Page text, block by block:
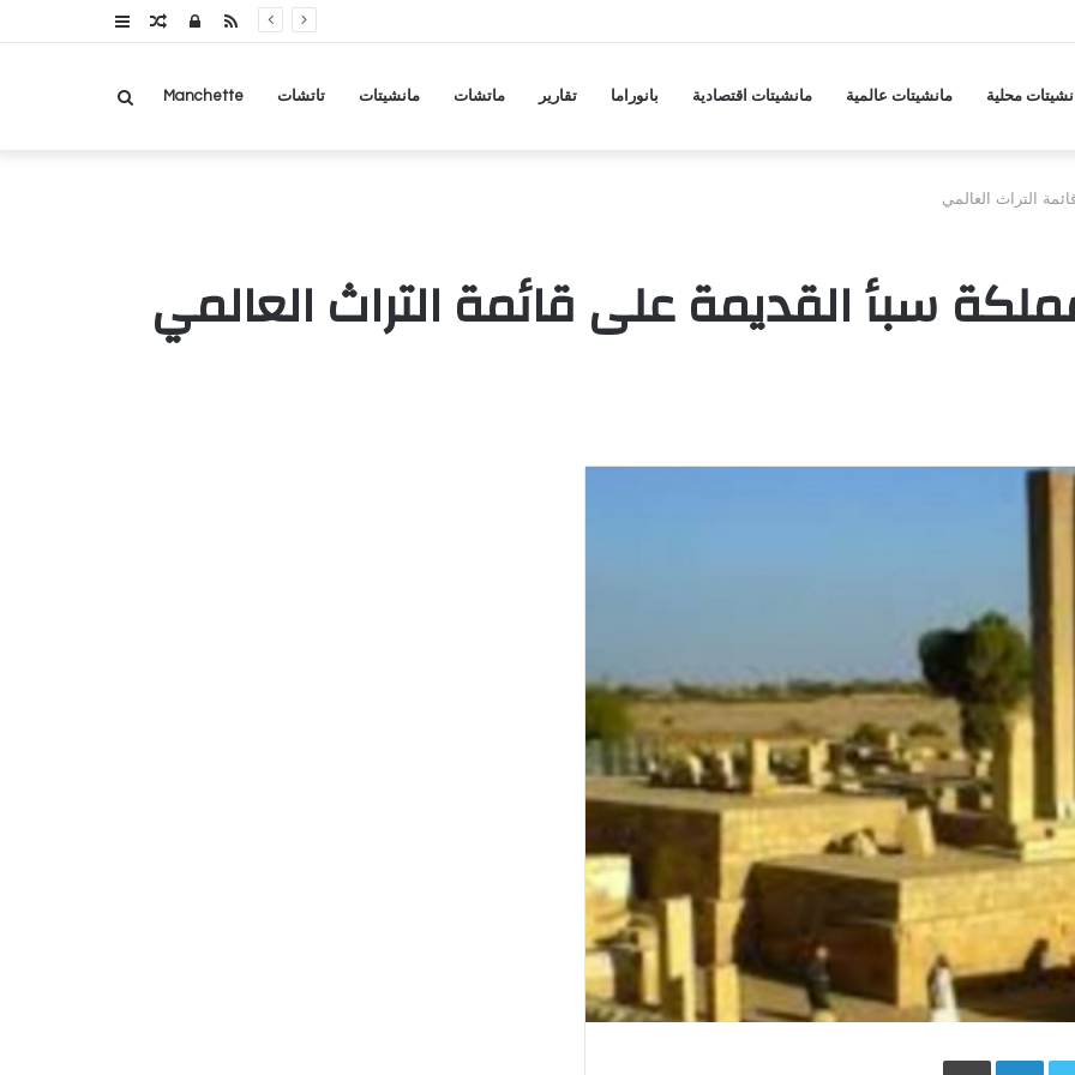
عمودمقالتسجيلRSS
محلية مانشيتات عالمية مانشيتات اقتصادية بانوراما تقارير ماتشات مانشيتات تاتشات Manchette بحث
التراث العالمي
سبأ القديمة على قائمة التراث العالمي
Twitter
LinkedInطباعة